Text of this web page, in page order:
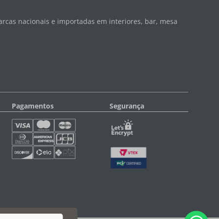
nacionais e importadas em interiores, bar, mesa
Pagamentos Segurança